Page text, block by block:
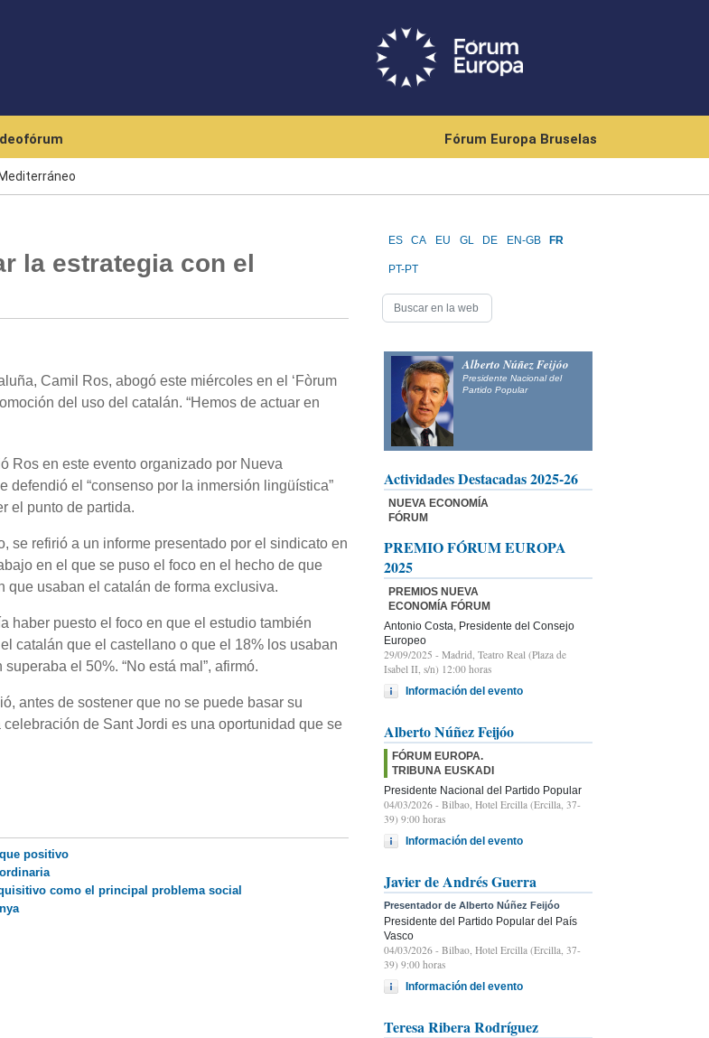
Fórum Europa Bruselas
la estrategia con el
Camil Ros, abogó este miércoles en el ‘Fòrum
del uso del catalán. “Hemos de actuar en
Ros en este evento organizado por Nueva
defendió el “consenso por la inmersión lingüística”
el punto de partida.
se refirió a un informe presentado por el sindicato en
en el que se puso el foco en el hecho de que
que usaban el catalán de forma exclusiva.
haber puesto el foco en que el estudio también
catalán que el castellano o que el 18% los usaban
el 50%. “No está mal”, afirmó.
antes de sostener que no se puede basar su
de Sant Jordi es una oportunidad que se
positivo
como el principal problema social
ES CA EU GL DE EN-GB FR
PT-PT
Alberto Núñez Feijóo
Presidente Nacional del
Partido Popular
Actividades Destacadas 2025-26
NUEVA ECONOMÍA
FÓRUM
PREMIO FÓRUM EUROPA
2025
PREMIOS NUEVA
ECONOMÍA FÓRUM
Antonio Costa, Presidente del Consejo
Europeo
29/09/2025 - Madrid, Teatro Real (Plaza de
Isabel II, s/n) 12:00 horas
Información del evento
Alberto Núñez Feijóo
FÓRUM EUROPA.
TRIBUNA EUSKADI
Presidente Nacional del Partido Popular
04/03/2026 - Bilbao, Hotel Ercilla (Ercilla, 37-
39) 9:00 horas
Información del evento
Javier de Andrés Guerra
Presentador de Alberto Núñez Feijóo
Presidente del Partido Popular del País
Vasco
04/03/2026 - Bilbao, Hotel Ercilla (Ercilla, 37-
39) 9:00 horas
Información del evento
Teresa Ribera Rodríguez